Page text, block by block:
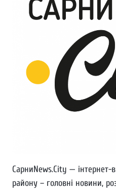
СарниNews.City —
району – головні новини,